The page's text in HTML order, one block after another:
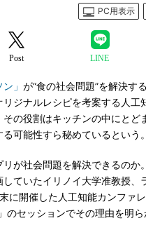
PC用表示
Post LINE
」 が“食の社会問題”を解決
ジナルレシピを考案する人工
その役割はキッチンの中にとど
可能性すら秘めているという。
が社会問題を解決できるのか
していたイリノイ大学准教授、
に開催した人工知能カンファ
のセッションでその理由を明ら